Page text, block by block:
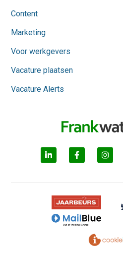
Content
Marketing
Voor werkgevers
Vacature plaatsen
Vacature Alerts